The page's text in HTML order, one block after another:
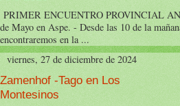
PRIMER ENCUENTRO PROVINCIAL
de Mayo en Aspe. - Desde las 10 de la
encontraremos en la ...
viernes, 27 de diciembre de 2024
Zamenhof -Tago en Los
Montesinos